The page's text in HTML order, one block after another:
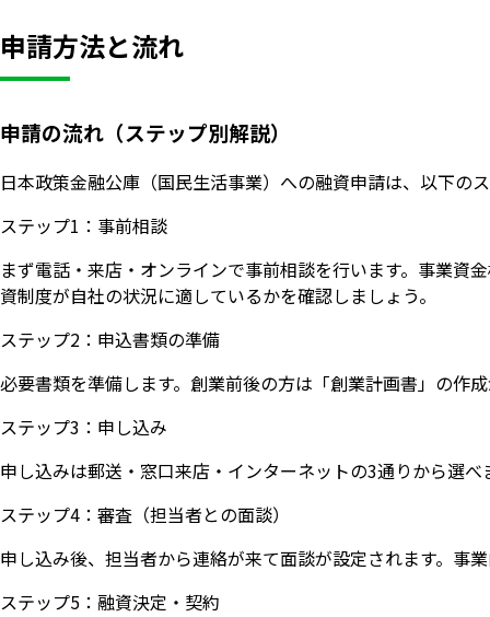
申請方法と流れ
申請の流れ（ステップ別解説）
日本政策金融公庫（国民生活事業）への融資申請は、以下の
ステップ1：事前相談
まず電話・来店・オンラインで事前相談を行います。事業資
資制度が自社の状況に適しているかを確認しましょう。
ステップ2：申込書類の準備
必要書類を準備します。創業前後の方は「創業計画書」の作
ステップ3：申し込み
申し込みは郵送・窓口来店・インターネットの3通りから選
ステップ4：審査（担当者との面談）
申し込み後、担当者から連絡が来て面談が設定されます。事
ステップ5：融資決定・契約